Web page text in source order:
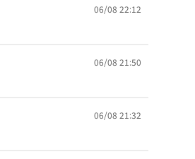
06/08 22:12
06/08 21:50
06/08 21:32